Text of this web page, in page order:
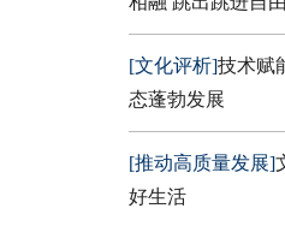
[文化评析]技术赋
态蓬勃发展
[推动高质量发展]
好生活